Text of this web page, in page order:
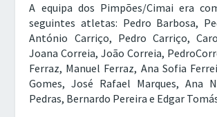
A equipa dos Pimpões/Cimai era
seguintes atletas: Pedro Barbosa,
António Carriço, Pedro Carriço,
Joana Correia, João Correia,
Ferraz, Manuel Ferraz, Ana Sofia
Gomes, José Rafael Marques, Ana
Pedras, Bernardo Pereira e Edgar